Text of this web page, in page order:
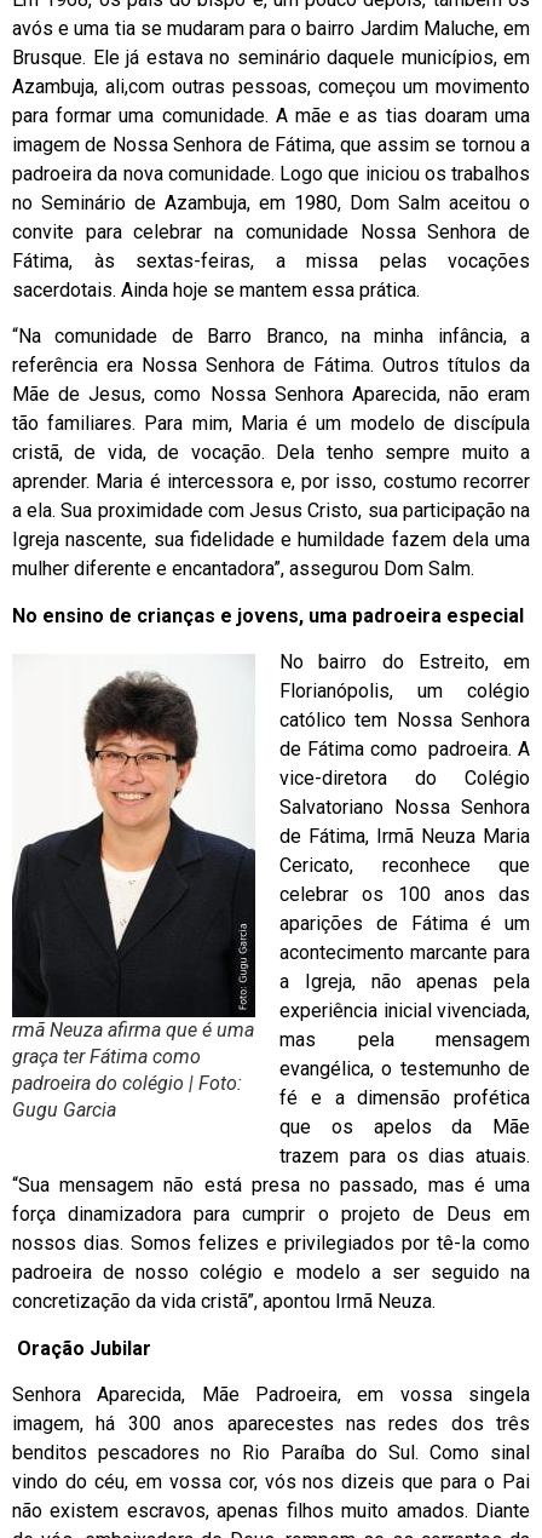
avós e uma tia se mudaram para o bairro Jardim Maluche, em
Brusque. Ele já estava no seminário daquele municípios, em
Azambuja, ali,com outras pessoas, começou um movimento
para formar uma comunidade. A mãe e as tias doaram uma
imagem de Nossa Senhora de Fátima, que assim se tornou a
padroeira da nova comunidade. Logo que iniciou os trabalhos
no Seminário de Azambuja, em 1980, Dom Salm aceitou o
convite para celebrar na comunidade Nossa Senhora de
Fátima, às sextas-feiras, a missa pelas vocações
sacerdotais. Ainda hoje se mantem essa prática.
“Na comunidade de Barro Branco, na minha infância, a
referência era Nossa Senhora de Fátima. Outros títulos da
Mãe de Jesus, como Nossa Senhora Aparecida, não eram
tão familiares. Para mim, Maria é um modelo de discípula
cristã, de vida, de vocação. Dela tenho sempre muito a
aprender. Maria é intercessora e, por isso, costumo recorrer
a ela. Sua proximidade com Jesus Cristo, sua participação na
Igreja nascente, sua fidelidade e humildade fazem dela uma
mulher diferente e encantadora”, assegurou Dom Salm.
No ensino de crianças e jovens, uma padroeira especial
rmã Neuza afirma que é uma
graça ter Fátima como
padroeira do colégio | Foto:
Gugu Garcia
No bairro do Estreito, em
Florianópolis, um colégio
católico tem Nossa Senhora
de Fátima como padroeira. A
vice-diretora do Colégio
Salvatoriano Nossa Senhora
de Fátima, Irmã Neuza Maria
Cericato, reconhece que
celebrar os 100 anos das
aparições de Fátima é um
acontecimento marcante para
a Igreja, não apenas pela
experiência inicial vivenciada,
mas pela mensagem
evangélica, o testemunho de
fé e a dimensão profética
que os apelos da Mãe
trazem para os dias atuais.
“Sua mensagem não está presa no passado, mas é uma
força dinamizadora para cumprir o projeto de Deus em
nossos dias. Somos felizes e privilegiados por tê-la como
padroeira de nosso colégio e modelo a ser seguido na
concretização da vida cristã”, apontou Irmã Neuza.
Oração Jubilar
Senhora Aparecida, Mãe Padroeira, em vossa singela
imagem, há 300 anos aparecestes nas redes dos três
benditos pescadores no Rio Paraíba do Sul. Como sinal
vindo do céu, em vossa cor, vós nos dizeis que para o Pai
não existem escravos, apenas filhos muito amados. Diante